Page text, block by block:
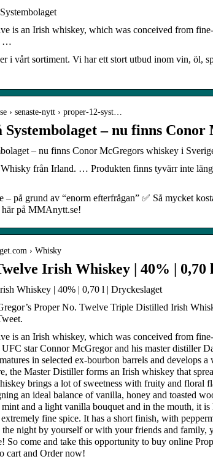
is an Irish whiskey, which was conceived from
…
i vårt sortiment. Vi har ett stort utbud inom vin, öl,
› senaste-nytt › proper-12-syst…
Systembolaget – nu finns
– nu finns Conor McGregors whiskey i
från Irland. … Produkten finns tyvärr inte
– på grund av “enorm efterfrågan” ✅ Så mycket
på MMAnytt.se!
› Whisky
Irish Whiskey | 40% | 0,70
Whiskey | 40% | 0,70 l | Dryckeslaget
Proper No. Twelve Triple Distilled Irish
is an Irish whiskey, which was conceived from
star Connor McGregor and his master distiller
in selected ex-bourbon barrels and develops
the Master Distiller forms an Irish whiskey that
brings a lot of sweetness with fruity and floral
an ideal balance of vanilla, honey and toasted
and a light vanilla bouquet and in the mouth, it
fine spice. It has a short finish, with
night by yourself or with your friends and family,
So come and take this opportunity to buy online
cart and Order now!